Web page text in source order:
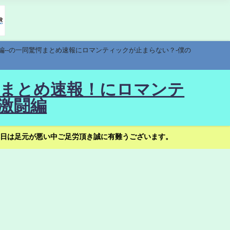
の一同驚愕まとめ速報にロマンティックが止まらない？-僕の
とめ速報！にロマンテ
闘編
足元が悪い中ご足労頂き誠に有難うございます。